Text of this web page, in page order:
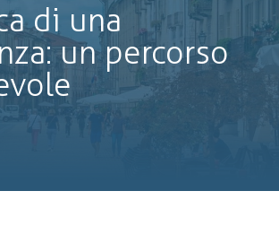
di una
un percorso